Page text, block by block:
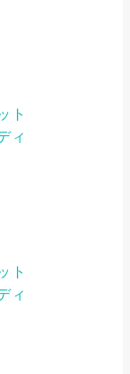
ト
ィ
ト
ィ